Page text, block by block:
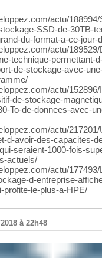
actu/
SSD-de-30TB-
du-format-a-ce-jour-
actu/
technique-permettant-
de-stockage-avec-
actu/
de-stockage-
To-de-donnees-avec-
actu/
d-avoir-des-capacites-
seraient-1000-fois-
actuels/
actu/
d-entreprise-
profite-le-plus-a-HPE/
à 22h48